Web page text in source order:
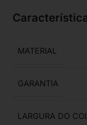
MATERIAL
GARANTIA
LARGURA DO